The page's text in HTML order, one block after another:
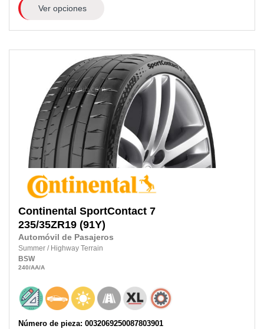
Ver opciones
Continental SportContact 7
235/35ZR19 (91Y)
Automóvil de Pasajeros
Summer / Highway Terrain
BSW
240/AA/A
Número de pieza: 0032069250087803901